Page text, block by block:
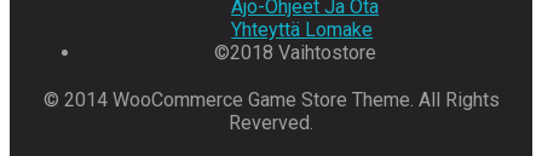
Ajo-Ohjeet Ja Ota
Yhteyttä Lomake
©2018 Vaihtostore
© 2014 WooCommerce Game Store Theme. All Rights
Reverved.